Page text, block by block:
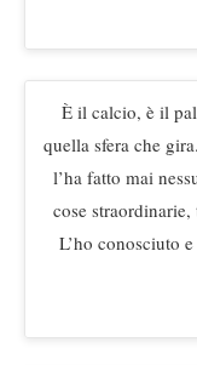
È il calcio, è il
quella sfera che
l’ha fatto mai
cose
L’ho conosciuto